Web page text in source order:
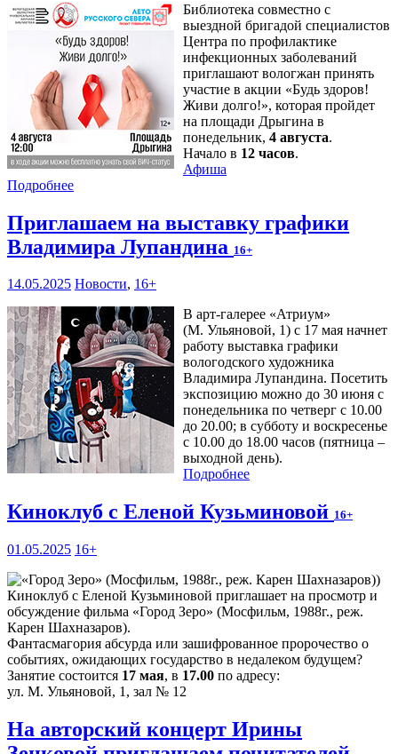
Библиотека совместно с
выездной бригадой специалистов
Центра по профилактике
инфекционных заболеваний
приглашают вологжан принять
участие в акции «Будь здоров!
Живи долго!», которая пройдет
на площади Дрыгина в
понедельник, 4 августа.
Начало в 12 часов.
Афиша
Подробнее
Приглашаем на выставку графики
Владимира Лупандина 16+
14.05.2025 Новости, 16+
В арт-галерее «Атриум»
(М. Ульяновой, 1) с 17 мая начнет
работу выставка графики
вологодского художника
Владимира Лупандина. Посетить
экспозицию можно до 30 июня с
понедельника по четверг с 10.00
до 20.00; в субботу и воскресенье
с 10.00 до 18.00 часов (пятница –
выходной день).
Подробнее
Киноклуб с Еленой Кузьминовой 16+
01.05.2025 16+
Киноклуб с Еленой Кузьминовой приглашает на просмотр и
обсуждение фильма «Город Зеро» (Мосфильм, 1988г., реж.
Карен Шахназаров).
Фантасмагория абсурда или зашифрованное пророчество о
событиях, ожидающих государство в недалеком будущем?
Занятие состоится 17 мая, в 17.00 по адресу:
ул. М. Ульяновой, 1, зал № 12
На авторский концерт Ирины